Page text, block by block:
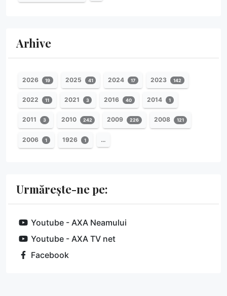
Arhive
2026 19 2025 41 2024 17 2023 142
2022 11 2021 3 2016 40 2014 1
2011 3 2010 242 2009 226 2008 121
2006 1 1926 1 …
Urmărește-ne pe:
Youtube - AXA Neamului
Youtube - AXA TV net
Facebook